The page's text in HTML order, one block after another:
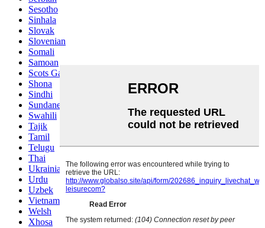
Sesotho
Sinhala
Slovak
Slovenian
Somali
Samoan
Scots Gaelic
Shona
Sindhi
Sundanese
Swahili
Tajik
Tamil
Telugu
Thai
Ukrainian
Urdu
Uzbek
Vietnamese
Welsh
Xhosa